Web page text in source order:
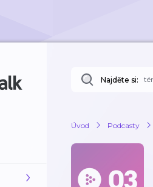
Najděte si:
Úvod Podcasty